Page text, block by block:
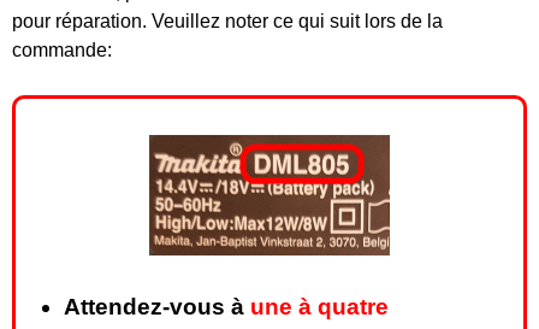
pour réparation. Veuillez noter ce qui suit lors de la
commande:
Attendez-vous à une à quatre